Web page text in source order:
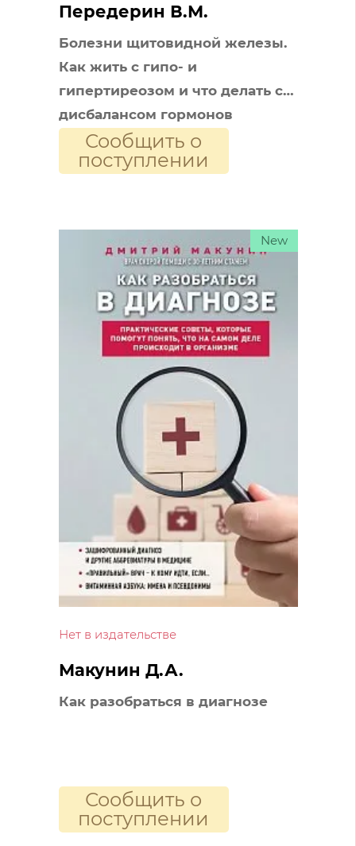
Передерин В.М.
Болезни щитовидной железы.
Как жить с гипо- и
гипертиреозом и что делать с
дисбалансом гормонов
Сообщить о
поступлении
Нет в издательстве
Макунин Д.А.
Как разобраться в диагнозе
New
Сообщить о
поступлении